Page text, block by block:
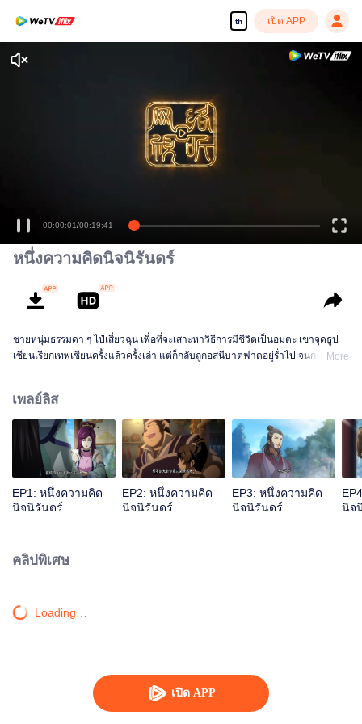
th เปิด APP
เปิด APP
หนึ่งความคิดนิจนิรันดร์
ชายหนุ่มธรรมดา ๆ ไป๋เสี่ยวฉุน เพื่อที่จะเสาะหาวิธีการมีชีวิตเป็นอมตะ เขาจุดธูป
เซียนเรียกเทพเซียนครั้งแล้วครั้งเล่า แต่ก็กลับถูกอสนีบาตฟาดอยู่ร่ำไป จนกระทั่งMore
เพลย์ลิส
EP1: หนึ่งความคิด
นิจนิรันดร์
EP2: หนึ่งความคิด
นิจนิรันดร์
EP3: หนึ่งความคิด
นิจนิรันดร์
นิจ
คลิปพิเศษ
Loading…